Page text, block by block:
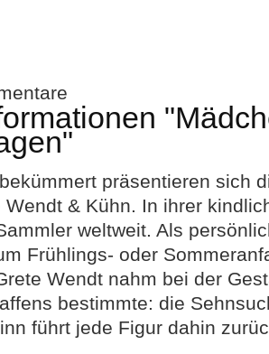
präsentieren sich
Wendt & Kühn. In ihrer
weltweit. Als
Frühlings- oder
Wendt nahm bei der
bestimmte: die
führt jede Figur dahin